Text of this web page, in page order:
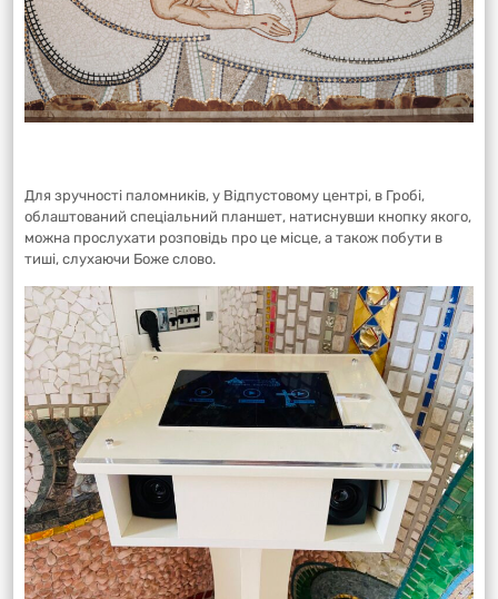
Для зручності паломників, у Відпустовому центрі, в Гробі,
облаштований спеціальний планшет, натиснувши кнопку якого,
можна прослухати розповідь про це місце, а також побути в
тиші, слухаючи Боже слово.